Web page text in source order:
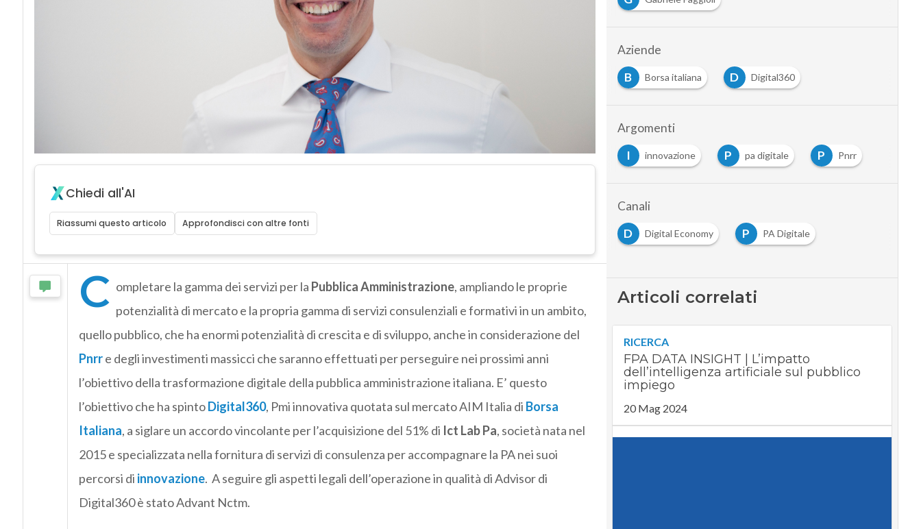
Chiedi all'AI
Riassumi questo articolo Approfondisci con altre fonti
C ompletare la gamma dei servizi per la Pubblica Amministrazione, ampliando le proprie
potenzialità di mercato e la propria gamma di servizi consulenziali e formativi in un ambito,
quello pubblico, che ha enormi potenzialità di crescita e di sviluppo, anche in considerazione del
Pnrr e degli investimenti massicci che saranno effettuati per perseguire nei prossimi anni
l’obiettivo della trasformazione digitale della pubblica amministrazione italiana. E’ questo
l’obiettivo che ha spintoDigital360, Pmi innovativa quotata sul mercato AIM Italia di Borsa
Italiana, a siglare un accordo vincolante per l’acquisizione del 51% di Ict Lab Pa, società nata nel
2015 e specializzata nella fornitura di servizi di consulenza per accompagnare la PA nei suoi
percorsi di innovazione. A seguire gli aspetti legali dell’operazione in qualità di Advisor di
Digital360 è stato Advant Nctm.
Aziende
B
Borsa italiana D Digital360
Argomenti
I
innovazione P pa digitale P Pnrr
Canali
D
Digital Economy P PA Digitale
Articoli correlati
RICERCA
FPA DATA INSIGHT | L’impatto
dell’intelligenza artificiale sul pubblico
impiego
20 Mag 2024